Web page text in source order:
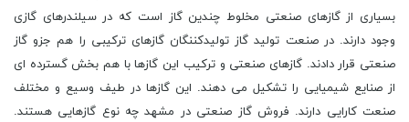
بسیاری از گازهای صنعتی مخلوط چندین گاز است که در سیلندرهای گازی
وجود دارند. در صنعت تولید گاز تولیدکننگان گازهای ترکیبی را هم جزو گاز
صنعتی قرار دادند. گازهای صنعتی و ترکیب این گازها با هم بخش گسترده ای
از صنایع شیمیایی را تشکیل می دهند. این گازها در طیف وسیع و مختلف
صنعت کارایی دارند. فروش گاز صنعتی در مشهد چه نوع گازهایی هستند.